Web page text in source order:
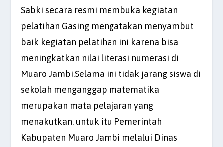
Sabki secara resmi membuka kegiatan
pelatihan Gasing mengatakan menyambut
baik kegiatan pelatihan ini karena bisa
meningkatkan nilai literasi numerasi di
Muaro Jambi.Selama ini tidak jarang siswa di
sekolah menganggap matematika
merupakan mata pelajaran yang
menakutkan. untuk itu Pemerintah
Kabupaten Muaro Jambi melalui Dinas